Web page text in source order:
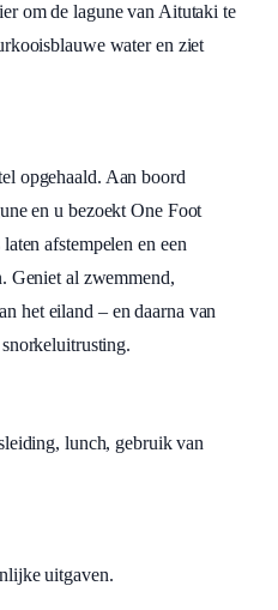
om de lagune van Aitutaki te
water en ziet
opgehaald. Aan boord
en u bezoekt One Foot
afstempelen en een
Geniet al zwemmend,
het eiland – en daarna van
lunch, gebruik van
uitgaven.